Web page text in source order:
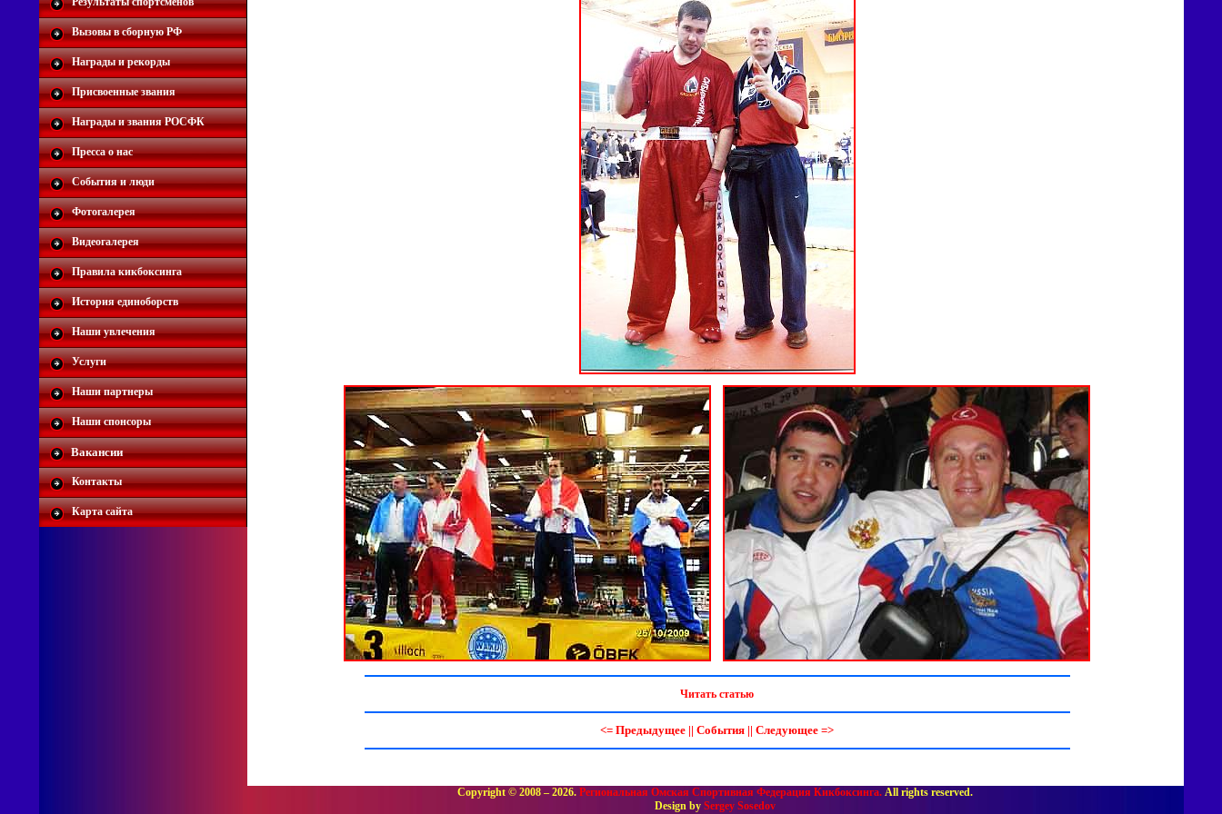
Вызовы в сборную РФ
Награды и рекорды
Присвоенные звания
Награды и звания РОСФК
Пресса о нас
События и люди
Фотогалерея
Видеогалерея
Правила кикбоксинга
История единоборств
Наши увлечения
Услуги
Наши партнеры
Наши спонсоры
Вакансии
Контакты
Карта сайта
Читать статью
<= Предыдущее || События || Следующее =>
Copyright © 2008 – 2026. Региональная Омская Спортивная Федерация Кикбоксинга. All rights reserved.
Design by Sergey Sosedov